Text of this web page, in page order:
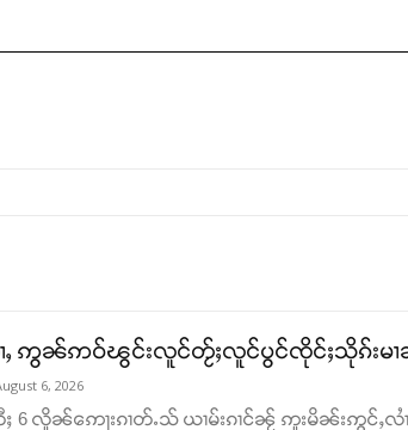
ႇ ဢွၼ်ဢဝ်ၽွင်းလူင်တႂ်ႈလူင်ပွင်ၸိုင်ႈသိုၵ်းမၢ
6, 2026
6 လိူၼ်ဢေႃးၵၢတ်ႉသ် ယၢမ်းၵၢင်ၼႂ် ဢူးမိၼ်းဢွင်ႇလ